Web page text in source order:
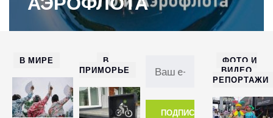
В МИРЕ
В
ПРИМОРЬЕ
ФОТО И
ВИДЕО
РЕПОРТАЖИ